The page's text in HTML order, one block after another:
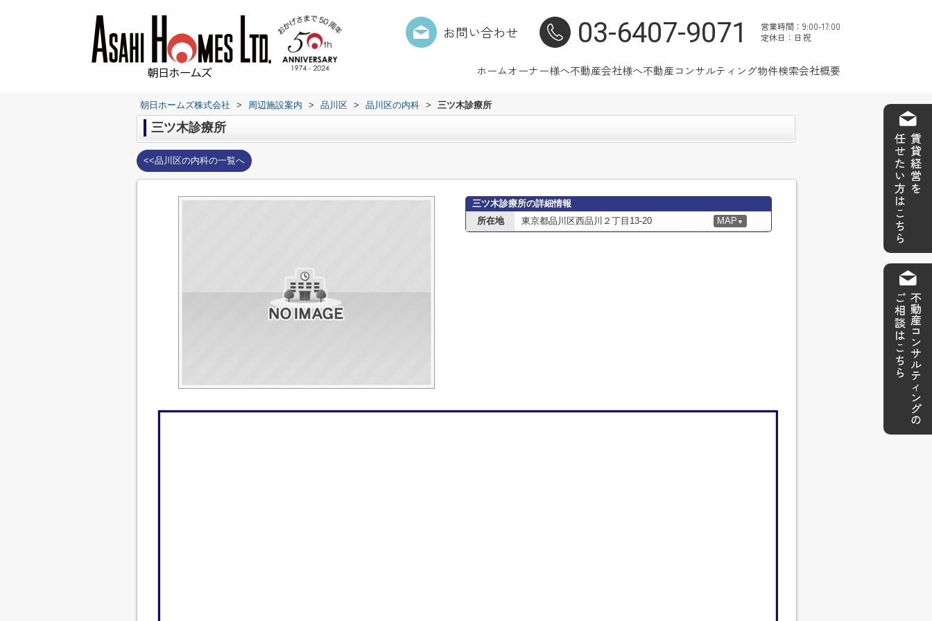
お問い合わせ 03-6407-9071
営業時間：9:00-17:00
定休日：日祝
ホームオーナー様へ不動産会社様へ不動産コンサルティング物件検索会社概要
朝日ホームズ株式会社 > 周辺施設案内 > 品川区 > 品川区の内科 > 三ツ木診療所
三ツ木診療所
<<品川区の内科の一覧へ
三ツ木診療所の詳細情報
所在地
東京都品川区西品川２丁目13-20 MAP ▼